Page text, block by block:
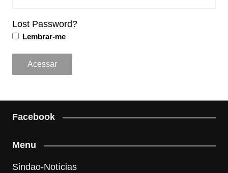
Lost Password?
Lembrar-me
Facebook
Menu
Sindao-Notícias